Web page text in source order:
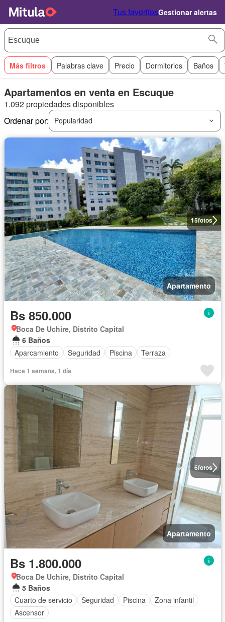
Tus favoritosGestionar alertas
Más filtros Palabras clave Precio Dormitorios Baños
Apartamentos en venta en Escuque
1.092 propiedades disponibles
Ordenar por:
Popularidad
15fotos
Apartamento
Bs 850.000
Boca De Uchire, Distrito Capital
6 Baños
Aparcamiento
Seguridad Piscina Terraza
Hace 1 semana, 1 día
6fotos
Apartamento
Bs 1.800.000
Boca De Uchire, Distrito Capital
5 Baños
Cuarto de servicio
Seguridad Piscina
Zona infantil
Ascensor